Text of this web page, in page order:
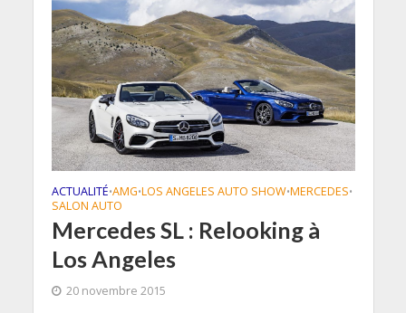
ACTUALITÉ•AMG•LOS ANGELES AUTO SHOW•MERCEDES•
SALON AUTO
Mercedes SL : Relooking à
Los Angeles
20 novembre 2015